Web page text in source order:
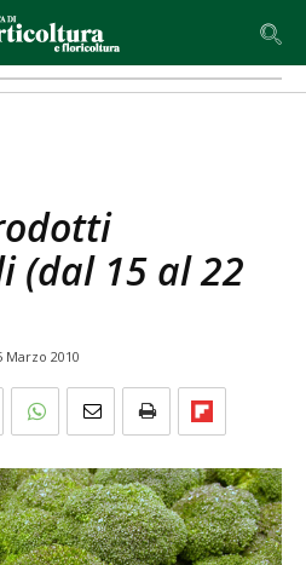
(dal 15 al 22
Marzo 2010